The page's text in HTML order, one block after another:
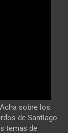
sobre los
de Santiago
temas de